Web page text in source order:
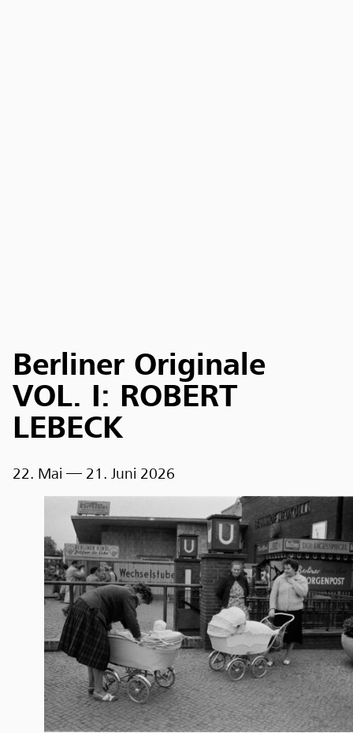
Berliner Originale
VOL. I: ROBERT
LEBECK
22. Mai — 21. Juni 2026